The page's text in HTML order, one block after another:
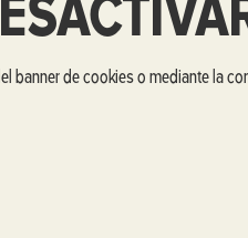
banner de cookies o mediante la